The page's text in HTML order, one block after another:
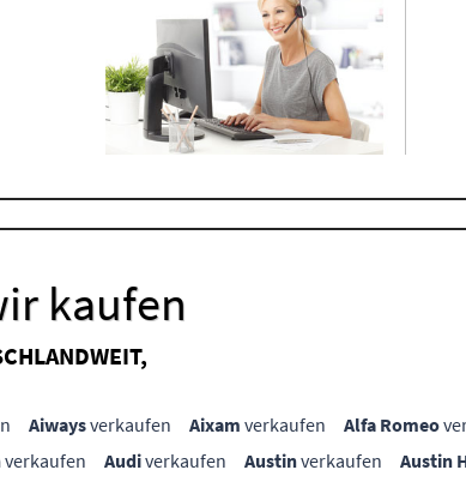
kaufen
Aiwaysverkaufen Aixam verkaufen Alfa Romeo
verkaufen Audiverkaufen Austinverkaufen Austin